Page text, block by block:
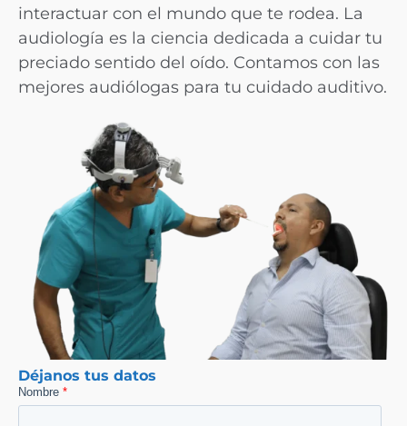
interactuar con el mundo que te rodea. La
audiología es la ciencia dedicada a cuidar tu
preciado sentido del oído. Contamos con las
mejores audiólogas para tu cuidado auditivo.
Déjanos tus datos